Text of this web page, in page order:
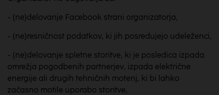
- (ne)delovanje Facebook strani organizatorja,
- (ne)resničnost podatkov, ki jih posredujejo udeleženci,
- (ne)delovanje spletne storitve, ki je posledica izpada
omrežja pogodbenih partnerjev, izpada električne
energije ali drugih tehničnih motenj, ki bi lahko
začasno motile uporabo storitve,